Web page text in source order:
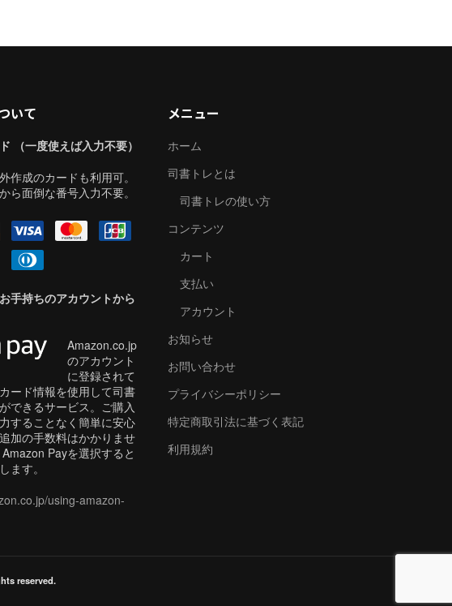
いて
（一度使えば入力不要）
作成のカードも利用可。
ら面倒な番号入力不要。
手持ちのアカウントから
Amazon.co.jp
のアカウント
に登録されて
ード情報を使用して司書
できるサービス。ご購入
することなく簡単に安心
加の手数料はかかりませ
Payを選択すると
ます。
using-amazon-
メニュー
ホーム
司書トレとは
司書トレの使い方
コンテンツ
カート
支払い
アカウント
お知らせ
お問い合わせ
プライバシーポリシー
特定商取引法に基づく表記
利用規約
reserved.